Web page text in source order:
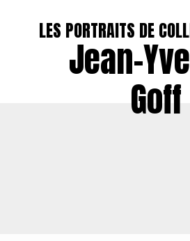
LES PORTRAITS DE
Jean-
Goff